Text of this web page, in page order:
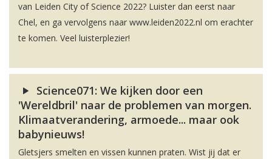
van Leiden City of Science 2022? Luister dan eerst naar
Chel, en ga vervolgens naar www.leiden2022.nl om erachter
te komen. Veel luisterplezier!
Science071: We kijken door een
'Wereldbril' naar de problemen van morgen.
Klimaatverandering, armoede... maar ook
babynieuws!
Gletsjers smelten en vissen kunnen praten. Wist jij dat er